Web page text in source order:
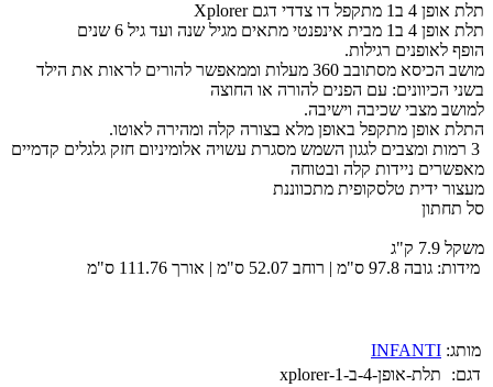
תלת אופן 4 ב1 מתקפל דו צדדי דגם Xplorer
תלת אופן 4 ב1 מבית אינפנטי מתאים מגיל שנה ועד גיל 6 שנים
הופף לאופנים רגילות.
מושב הכיסא מסתובב 360 מעלות וממאפשר להורים לראות את הילד
בשני הכיוונים: עם הפנים להורה או החוצה
למושב מצבי שכיבה וישיבה.
התלת אופן מתקפל באופן מלא בצורה קלה ומהירה לאוטו.
3 רמות ומצבים לגגון השמש מסגרת עשויה אלומיניום חזק גלגלים קדמיים
מאפשרים ניידות קלה ובטוחה
מעצור ידית טלסקופית מתכווננת
סל תחתון
משקל 7.9 ק"ג
מידות: גובה 97.8 ס"מ | רוחב 52.07 ס"מ | אורך 111.76 ס"מ
מותג: INFANTI
דגם:
תלת-אופן-4-ב-1-xplorer